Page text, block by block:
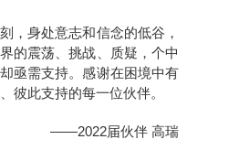
，身处意志和信念的低谷，
的震荡、挑战、质疑，个中
亟需支持。感谢在困境中有
彼此支持的每一位伙伴。
——2022届伙伴 高瑞